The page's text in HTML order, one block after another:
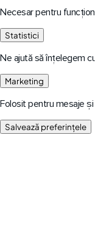
Necesar pentru
Statistici
Ne ajută să înțelegem
Marketing
Folosit pentru mesaje
Salvează preferințele